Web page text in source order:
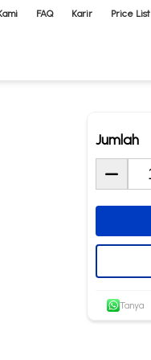
FAQ Karir Price List
Jumlah
Tanya